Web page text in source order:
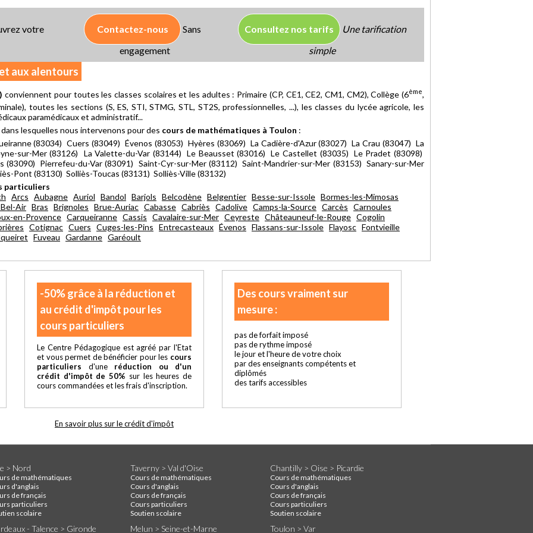
votre Contactez-nous
Sans
engagement
Consultez nos tarifs
Une tarification
simple
aux alentours
conviennent pour toutes les classes scolaires et les adultes : Primaire (CP, CE1, CE2, CM1, CM2), Collège (6ème,
toutes les sections (S, ES, STI, STMG, STL, ST2S, professionnelles, ...), les classes du lycée agricole, les
paramédicaux et administratif...
dans lesquelles nous intervenons pour des cours de mathématiques à Toulon :
(83034) Cuers (83049) Évenos (83053) Hyères (83069) La Cadière-d'Azur (83027) La Crau (83047) La
sur-Mer (83126) La Valette-du-Var (83144) Le Beausset (83016) Le Castellet (83035) Le Pradet (83098)
(83090) Pierrefeu-du-Var (83091) Saint-Cyr-sur-Mer (83112) Saint-Mandrier-sur-Mer (83153) Sanary-sur-Mer
Pont (83130) Solliès-Toucas (83131) Solliès-Ville (83132)
particuliers
Arcs Aubagne Auriol Bandol Barjols Belcodène Belgentier Besse-sur-Issole Bormes-les-Mimosas
Air Bras Brignoles Brue-Auriac Cabasse Cabriès Cadolive Camps-la-Source Carcès Carnoules
en-Provence Carqueiranne Cassis Cavalaire-sur-Mer Ceyreste Châteauneuf-le-Rouge Cogolin
Cotignac Cuers Cuges-les-Pins Entrecasteaux Évenos Flassans-sur-Issole Flayosc Fontvieille
Fuveau Gardanne Garéoult
-50% grâce à la réduction et
au crédit d'impôt pour les
cours particuliers
Le Centre Pédagogique est agréé par l'Etat
et vous permet de bénéficier pour les cours
particuliers d'une réduction ou d'un
crédit d'impôt de 50% sur les heures de
cours commandées et les frais d'inscription.
En savoir plus sur le crédit d'impôt
Des cours vraiment sur
mesure :
pas de forfait imposé
pas de rythme imposé
le jour et l'heure de votre choix
par des enseignants compétents et
diplômés
des tarifs accessibles
> Nord
de mathématiques
d'anglais
de français
particuliers
scolaire
Taverny > Val d'Oise
Cours de mathématiques
Cours d'anglais
Cours de français
Cours particuliers
Soutien scolaire
Chantilly > Oise > Picardie
Cours de mathématiques
Cours d'anglais
Cours de français
Cours particuliers
Soutien scolaire
- Talence > Gironde Melun > Seine-et-Marne Toulon > Var